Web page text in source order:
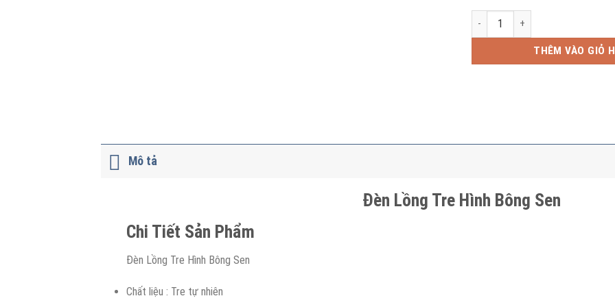
Đèn Lồng Tre Hình Bông Sen số
THÊM VÀO GIỎ
Mô tả
Đèn Lồng Tre Hình Bông Sen
Chi Tiết Sản Phẩm
Đèn Lồng Tre Hình Bông Sen
Chất liệu : Tre tự nhiên